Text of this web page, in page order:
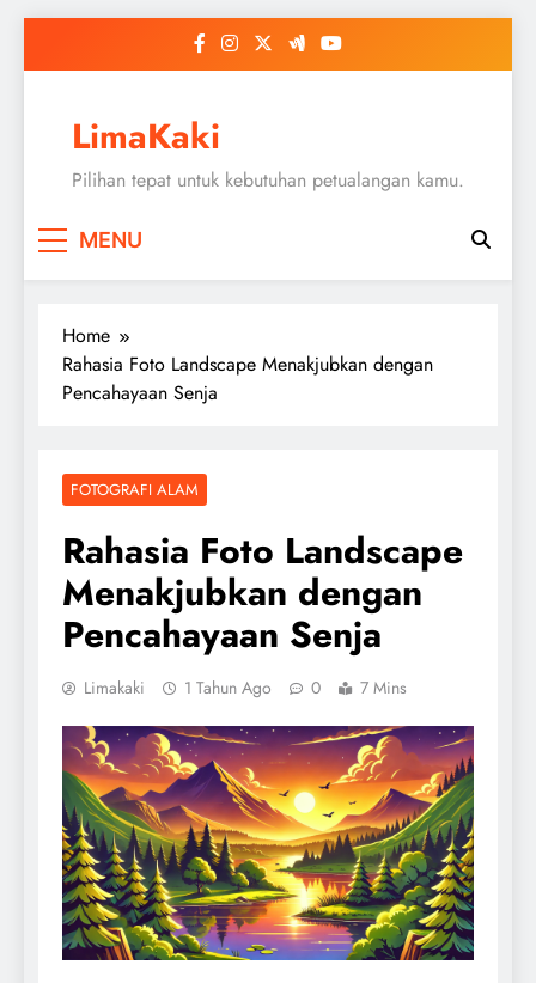
LimaKaki
Pilihan tepat untuk kebutuhan petualangan kamu.
MENU
Home
Rahasia Foto Landscape Menakjubkan dengan
Pencahayaan Senja
FOTOGRAFI ALAM
Rahasia Foto Landscape
Menakjubkan dengan
Pencahayaan Senja
Limakaki 1 Tahun Ago 0 7 Mins